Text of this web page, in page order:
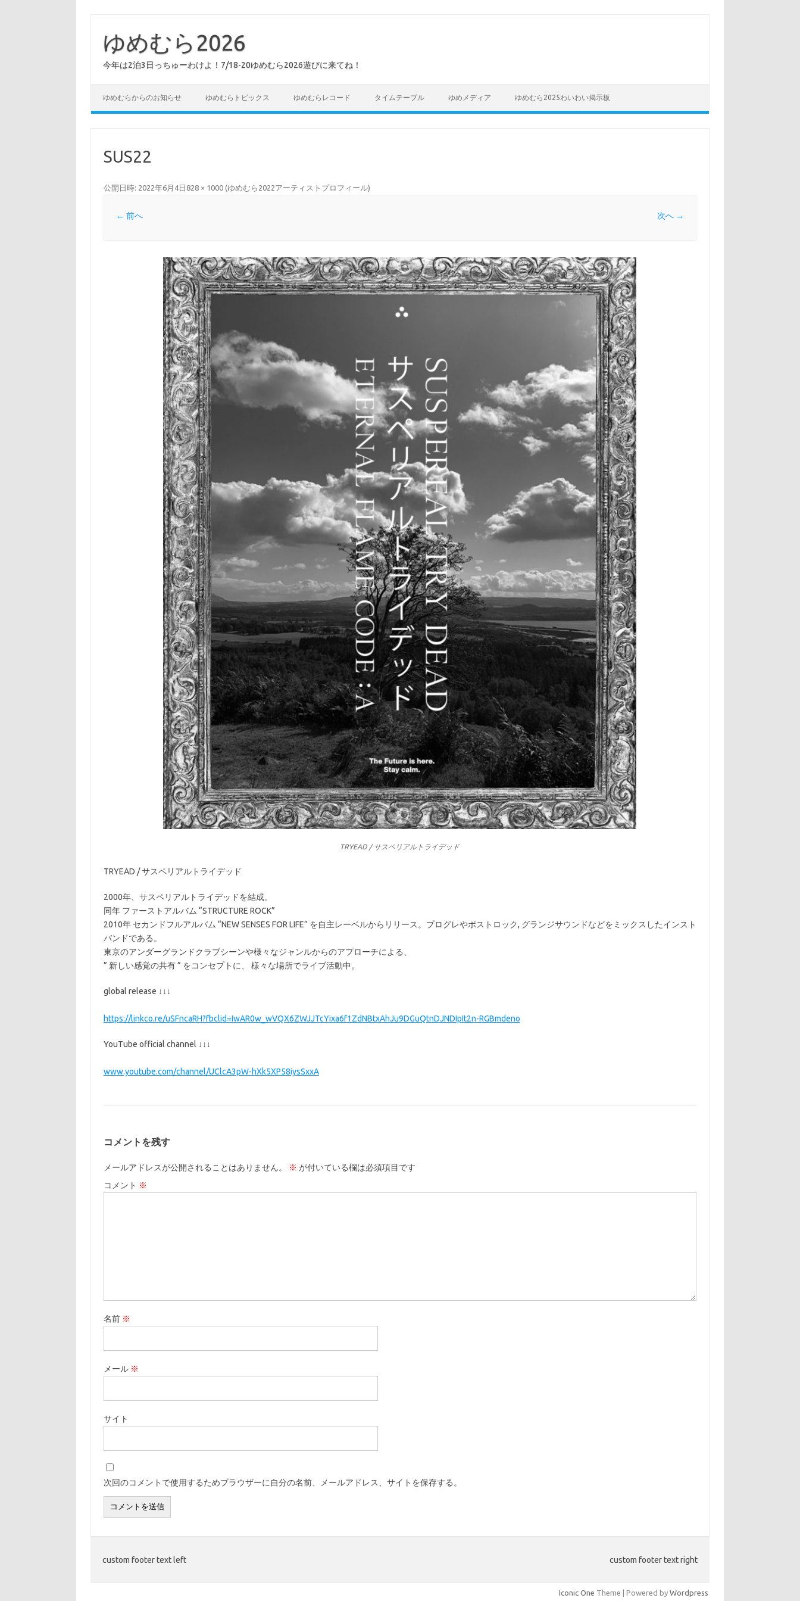
ゆめむら2026
今年は2泊3日っちゅーわけよ！7/18-20ゆめむら2026遊びに来てね！
ゆめむらからのお知らせ ゆめむらトピックス ゆめむらレコード タイムテーブル ゆめメディア ゆめむら2025わいわい掲示板
SUS22
公開日時: 2022年6月4日 828 × 1000(ゆめむら2022アーティストプロフィール)
← 前へ 次へ →
TRYEAD / サスペリアルトライデッド
TRYEAD / サスペリアルトライデッド
2000年、サスペリアルトライデッドを結成。
同年 ファーストアルバム “STRUCTURE ROCK”
2010年 セカンドフルアルバム “NEW SENSES FOR LIFE” を自主レーベルからリリース。プログレやポストロック, グランジサウンドなどをミックスしたインスト
バンドである。
東京のアンダーグランドクラブシーンや様々なジャンルからのアプローチによる、
” 新しい感覚の共有 ” をコンセプトに、 様々な場所でライブ活動中。
global release ↓↓↓
https://linkco.re/uSFncaRH?fbclid=IwAR0w_wVQX6ZWJJTcYixa6f1ZdNBtxAhJu9DGuQtnDJNDIpIt2n-RGBmdeno
YouTube official channel ↓↓↓
www.youtube.com/channel/UClcA3pW-hXk5XP58iysSxxA
コメントを残す
メールアドレスが公開されることはありません。 ※ が付いている欄は必須項目です
コメント ※
名前 ※
メール ※
サイト
次回のコメントで使用するためブラウザーに自分の名前、メールアドレス、サイトを保存する。
custom footer text left custom footer text right
Iconic One Theme | Powered by Wordpress